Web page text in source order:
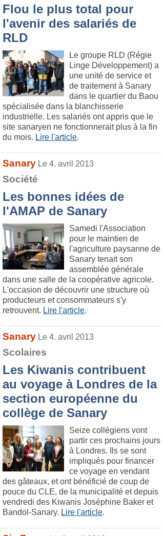
Flou le plus total pour
l'avenir des salariés de
RLD
Le groupe RLD (Régie
Linge Développement) a
une unité de service et
de traitement à Sanary
dans le quartier du Baou
spécialisée dans la blanchisserie
industrielle. Les salariés ont appris que le
site sanaryen ne fonctionnerait plus à la fin
du mois. Lire l'article.
Sanary Le 4. avril 2013
Société
Les bonnes idées de
l'AMAP de Sanary
Samedi l'Association
pour le maintien de
l'agriculture paysanne de
Sanary tenait son
assemblée générale
dans une salle de la coopérative agricole.
L'occasion de découvrir une structure où
producteurs et consommateurs s'y
retrouvent. Lire l'article.
Sanary Le 4. avril 2013
Scolaires
Les Kiwanis contribuent
au voyage à Londres de la
section européenne du
collège de Sanary
Seize collégiens vont
partir ces prochains jours
à Londres. Ils se sont
impliqués pour financer
ce voyage en vendant
des gâteaux, et ont bénéficié de coup de
pouce du CLE, de la municipalité et depuis
vendredi des Kiwanis Joséphine Baker et
Bandol-Sanary. Lire l'article.